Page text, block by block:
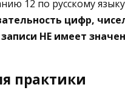
12 по русскому
цифр,
НЕ имеет
практики